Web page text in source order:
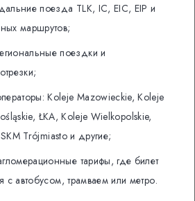
поезда TLK, IC, EIC, EIP и
маршрутов;
поездки и
Koleje Mazowieckie, Koleje
ŁKA, Koleje Wielkopolskie,
Trójmiasto и другие;
тарифы, где билет
с автобусом, трамваем или метро.